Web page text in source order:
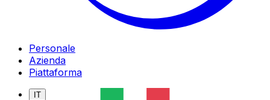
Personale
Azienda
Piattaforma
IT